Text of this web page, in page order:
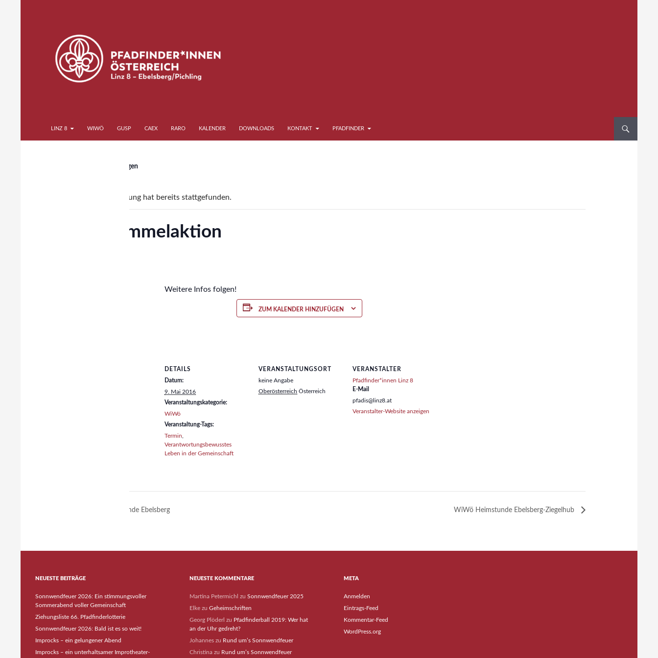
Pfadfinder*innen Linz 8
LINZ 8 WIWÖ GUSP CAEX RARO KALENDER DOWNLOADS KONTAKT PFADFINDER
« Alle Veranstaltungen
Diese Veranstaltung hat bereits stattgefunden.
Müllsammelaktion
Weitere Infos folgen!
ZUM KALENDER HINZUFÜGEN
DETAILS
Datum:
9. Mai 2016
Veranstaltungskategorie:
WiWö
Veranstaltung-Tags:
Termin
Verantwortungsbewusstes
Leben in der Gemeinschaft
VERANSTALTUNGSORT
keine Angabe
Oberösterreich Österreich
VERANSTALTER
Pfadfinder*innen Linz 8
E-Mail
pfadis@linz8.at
Veranstalter-Website anzeigen
GuSp Heimstunde Ebelsberg WiWö Heimstunde Ebelsberg-Ziegelhub
NEUESTE BEITRÄGE
Sonnwendfeuer 2026: Ein stimmungsvoller
Sommerabend voller Gemeinschaft
Ziehungsliste 66. Pfadfinderlotterie
Sonnwendfeuer 2026: Bald ist es so weit!
Improcks – ein gelungener Abend
Improcks – ein unterhaltsamer Improtheater-
NEUESTE KOMMENTARE
Martina Petermichl zu Sonnwendfeuer 2025
Elke zu Geheimschriften
Georg Plöderl zu Pfadfinderball 2019: Wer hat
an der Uhr gedreht?
Johannes zu Rund um’s Sonnwendfeuer
Christina zu Rund um’s Sonnwendfeuer
META
Anmelden
Eintrags-Feed
Kommentar-Feed
WordPress.org